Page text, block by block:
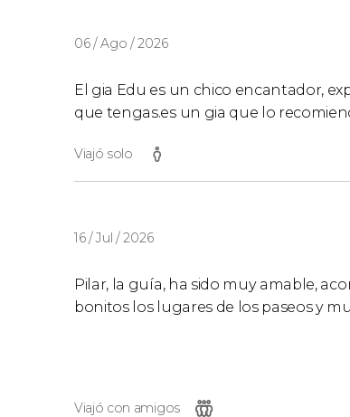
06 / Ago / 2026
El gia Edu es un chico encantador,
que tengas.es un gia que lo
Viajó solo
16 / Jul / 2026
Pilar, la guía, ha sido muy amable,
bonitos los lugares de los paseos y
Viajó con amigos